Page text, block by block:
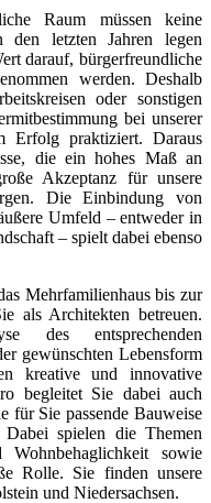
Raum müssen keine
den letzten Jahren legen
darauf, bürgerfreundliche
werden. Deshalb
oder sonstigen
bei unserer
Erfolg praktiziert. Daraus
die ein hohes Maß an
Akzeptanz für unsere
Die Einbindung von
Umfeld – entweder in
– spielt dabei ebenso
Mehrfamilienhaus bis zur
als Architekten betreuen.
des entsprechenden
gewünschten Lebensform
kreative und innovative
begleitet Sie dabei auch
für Sie passende Bauweise
spielen die Themen
Wohnbehaglichkeit sowie
Rolle. Sie finden unsere
und Niedersachsen.